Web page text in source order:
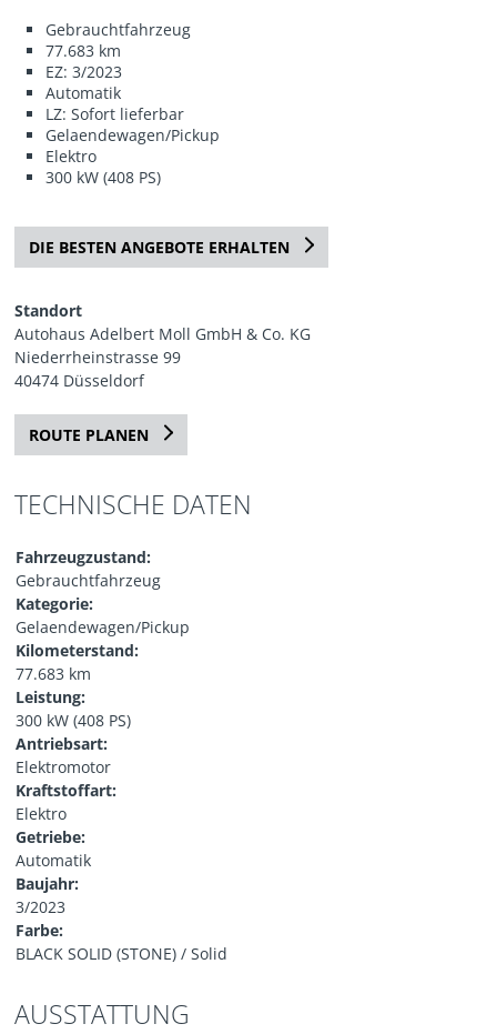
Gebrauchtfahrzeug
77.683 km
EZ: 3/2023
Automatik
LZ: Sofort lieferbar
Gelaendewagen/Pickup
Elektro
300 kW (408 PS)
DIE BESTEN ANGEBOTE ERHALTEN
Standort
Autohaus Adelbert Moll GmbH & Co. KG
Niederrheinstrasse 99
40474 Düsseldorf
ROUTE PLANEN
TECHNISCHE DATEN
Fahrzeugzustand:
Gebrauchtfahrzeug
Kategorie:
Gelaendewagen/Pickup
Kilometerstand:
77.683 km
Leistung:
300 kW (408 PS)
Antriebsart:
Elektromotor
Kraftstoffart:
Elektro
Getriebe:
Automatik
Baujahr:
3/2023
Farbe:
BLACK SOLID (STONE) / Solid
AUSSTATTUNG